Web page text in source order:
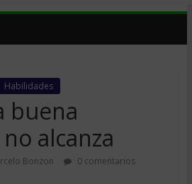
Habilidades
buena
alcanza
Bonzon 0 comentarios